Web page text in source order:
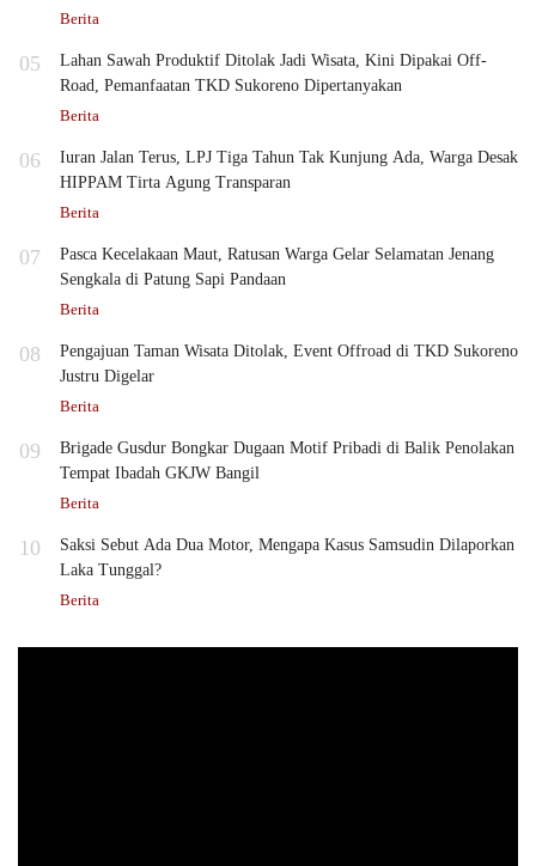
Berita
05
Lahan Sawah Produktif Ditolak Jadi Wisata, Kini Dipakai Off-
Road, Pemanfaatan TKD Sukoreno Dipertanyakan
Berita
06
Iuran Jalan Terus, LPJ Tiga Tahun Tak Kunjung Ada, Warga Desak
HIPPAM Tirta Agung Transparan
Berita
07
Pasca Kecelakaan Maut, Ratusan Warga Gelar Selamatan Jenang
Sengkala di Patung Sapi Pandaan
Berita
08
Pengajuan Taman Wisata Ditolak, Event Offroad di TKD Sukoreno
Justru Digelar
Berita
09
Brigade Gusdur Bongkar Dugaan Motif Pribadi di Balik Penolakan
Tempat Ibadah GKJW Bangil
Berita
10
Saksi Sebut Ada Dua Motor, Mengapa Kasus Samsudin Dilaporkan
Laka Tunggal?
Berita